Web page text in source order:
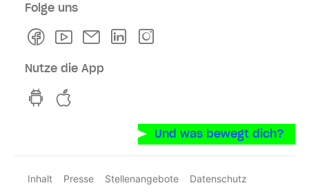
Folge uns
FacebookYoutubeNewsletterLinkedln
Nutze die App
hvv switch App auf GooglePlay
Und was bewegt dich?
Inhalt Presse Stellenangebote
Datenschutz